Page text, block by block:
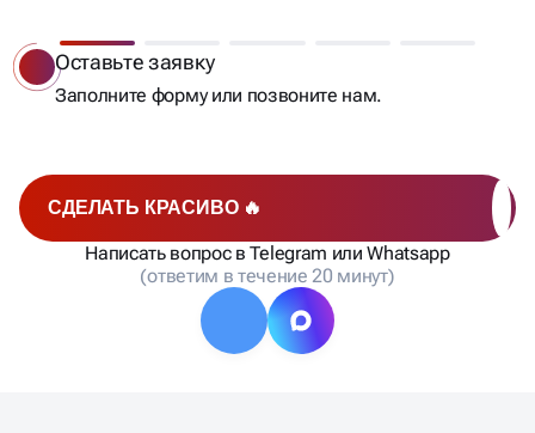
СДЕЛАТЬ КРАСИВО 🔥
Написать вопрос в Telegram или Whatsapp
(ответим в течение 20 минут)
Оставьте заявку
Заполните форму или позвоните нам.